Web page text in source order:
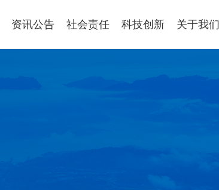
资讯公告 社会责任 科技创新 关于我们